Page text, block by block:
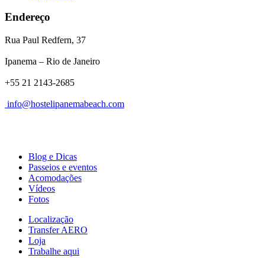
Endereço
Rua Paul Redfern, 37
Ipanema – Rio de Janeiro
+55 21 2143-2685
info@hostelipanemabeach.com
Blog e Dicas
Passeios e eventos
Acomodações
Vídeos
Fotos
Localização
Transfer AERO
Loja
Trabalhe aqui